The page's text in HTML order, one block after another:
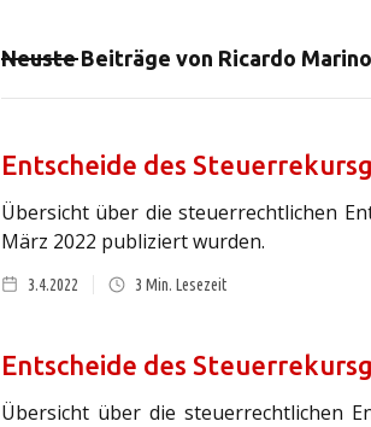
Neuste Beiträge von Ricardo Marino
Entscheide des
Übersicht über die steuerrechtlichen
März 2022 publiziert wurden.
3.4.2022 3 Min. Lesezeit
Entscheide des
Übersicht über die steuerrechtlichen